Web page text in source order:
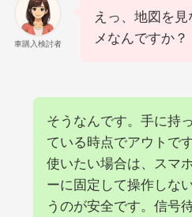
車購入検討者
えっ、地図を
メなんですか？
そうなんです。手に持
ている時点でアウトで
使いたい場合は、スマ
ーに固定して操作しな
うのが安全です。信号